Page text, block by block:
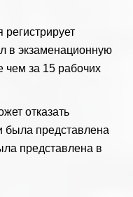
в экзаменационную
чем за 15 рабочих
отказать
была представлена
представлена ​​в